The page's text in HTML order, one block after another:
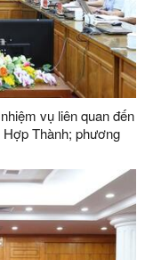
vụ liên quan đến
Thành; phương
nghiệp VSIP Lạng